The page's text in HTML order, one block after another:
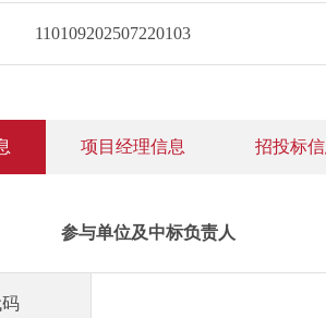
110109202507220103
项目经理信息 招投标
参与单位及中标负责人